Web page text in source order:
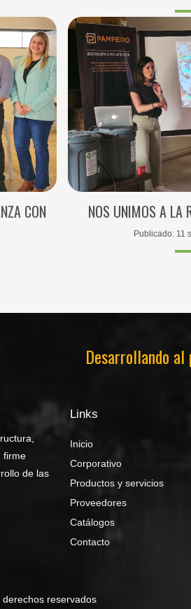
CON
NOS UNIMOS A LA
Publicado: 11
Desarrollando
firme
de las
Links
Inicio
Corporativo
Productos y servicios
Proveedores
Catálogos
Contacto
reservados